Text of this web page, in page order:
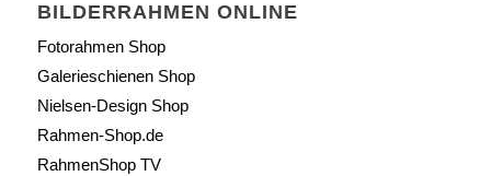
BILDERRAHMEN ONLINE
Fotorahmen Shop
Galerieschienen Shop
Nielsen-Design Shop
Rahmen-Shop.de
RahmenShop TV